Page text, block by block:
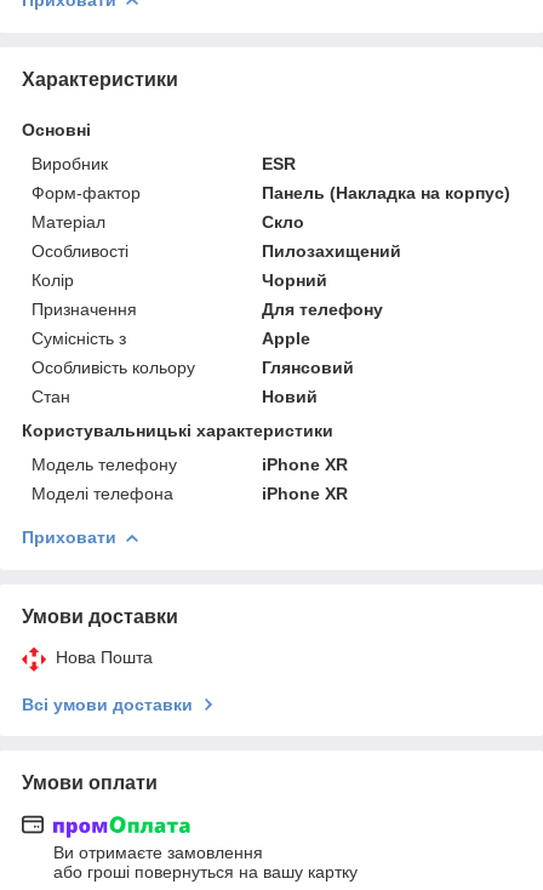
Характеристики
Основні
Виробник
ESR
Форм-фактор
Панель (Накладка на корпус)
Матеріал
Скло
Особливості
Пилозахищений
Колір
Чорний
Призначення
Для телефону
Сумісність з
Apple
Особливість кольору
Глянсовий
Стан
Новий
Користувальницькі характеристики
Модель телефону
iPhone XR
Моделі телефона
iPhone XR
Приховати
Умови доставки
Нова Пошта
Всі умови доставки
Умови оплати
Ви отримаєте замовлення
або гроші повернуться на вашу картку